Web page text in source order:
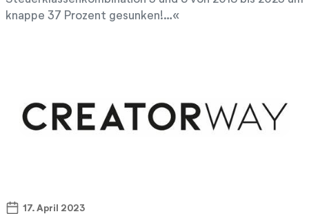
knappe 37 Prozent gesunken!…
17. April 2023